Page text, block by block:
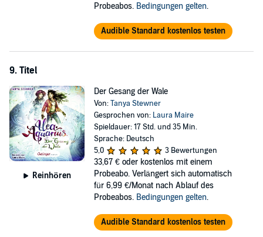
Probeabos. Bedingungen gelten.
Audible Standard kostenlos testen
9. Titel
Reinhören
Der Gesang der Wale
Von:Tanya Stewner
Gesprochen von: Laura Maire
Spieldauer: 17 Std. und 35 Min.
Sprache: Deutsch
5,0
3 Bewertungen
33,67 € oder kostenlos mit einem
Probeabo. Verlängert sich automatisch
für 6,99 €/Monat nach Ablauf des
Probeabos. Bedingungen gelten.
Audible Standard kostenlos testen